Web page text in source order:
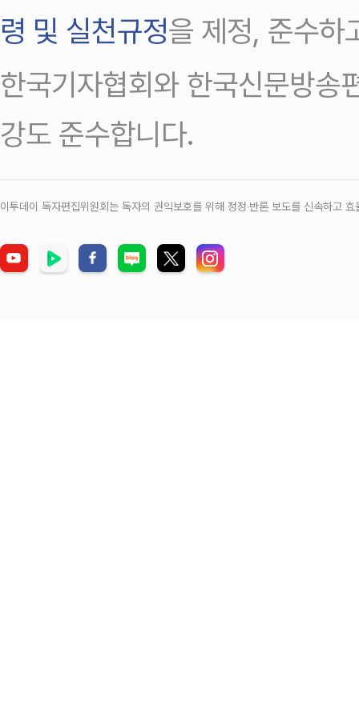
령 및 실천규정을 제정, 준수하
한국기자협회와 한국신문방송
강도 준수합니다.
이투데이 독자편집위원회는 독자의 권익보호를 위해 정정‧반론 보도를 신속하고